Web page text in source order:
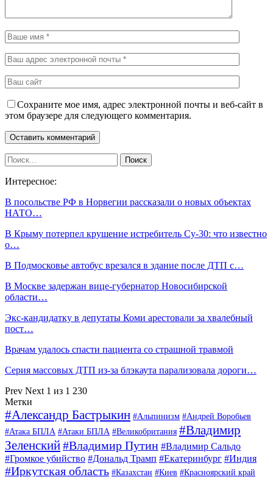
Сохраните мое имя, адрес электронной почты и веб-сайт в
этом браузере для следующего комментария.
Интересное:
В посольстве РФ в Норвегии рассказали о новых объектах
НАТО…
В Крыму потерпел крушение истребитель Су-30: что известно
о…
В Подмосковье автобус врезался в здание после ДТП с…
В Москве задержан вице-губернатор Новосибирской
области…
Экс-кандидатку в депутаты Коми арестовали за хвалебный
пост…
Врачам удалось спасти пациента со страшной травмой
Серия массовых ДТП из-за блэкаута парализовала дороги…
Prev Next 1 из 1 230
Метки
#Александр Бастрыкин #Альпинизм #Андрей Воробьев
#Атака БПЛА #Атаки БПЛА #Великобритания #Владимир
Зеленский#Владимир Путин #Владимир Сальдо
#Громкое убийство #Дональд Трамп #Екатеринбург #Индия
#Иркутская область #Казахстан #Киев #Красноярский край